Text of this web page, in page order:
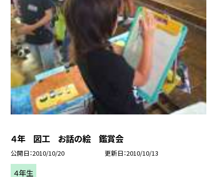
４年 図工 お話の絵 鑑賞会
公開日 2010/10/20 更新日 2010/10/13
４年生